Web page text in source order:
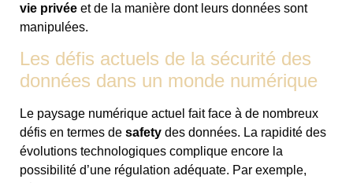
vie privée et de la manière dont leurs données sont
manipulées.
Les défis actuels de la sécurité des
données dans un monde numérique
Le paysage numérique actuel fait face à de nombreux
défis en termes de safety des données. La rapidité des
évolutions technologiques complique encore la
possibilité d’une régulation adéquate. Par exemple,